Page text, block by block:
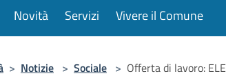
Novità Servizi Vivere il Comune
> Notizie > Sociale > Offerta di lavoro: